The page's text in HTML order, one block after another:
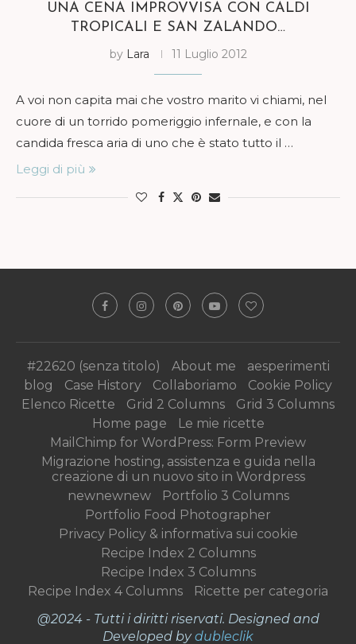
UNA CENA IMPROVVISA CON CALDI
TROPICALI E SAN ZALANDO…
by Lara 11 Luglio 2012
A voi non capita mai che vostro marito vi chiami, nel
cuore di un torrido pomeriggio infernale, e con la
candida fresca aria di uno che è stato tutto il …
Leggi di più
#22620 (senza titolo) About me
aesperimenti
blog
Case History Collaboriamo
Cookie Policy
Elenco Ricette
Grid 2 Columns
Grid 3 Columns
Home page
Le mie ricette
MailChimp for WordPress: Form Preview
Migrazione hosting, assistenza e guida nella
creazione di un nuovo sito in Wordpress
newnewnew
Portfolio 3 Columns
Portfolio Food Photographer
Privacy Policy & informativa sui cookie
Recipe Index 2 Columns
Recipe Index 3 Columns
Recipe Index 4 Columns
Ricette per categoria
@2024 - Tutti i diritti riservati. Designed and
Developed bydubleclik